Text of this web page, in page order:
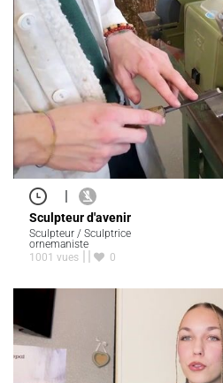
|
Sculpteur d'avenir
Sculpteur / Sculptrice
ornemaniste
1001 vues
0